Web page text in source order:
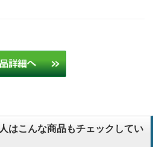
はこんな商品もチェックしてい